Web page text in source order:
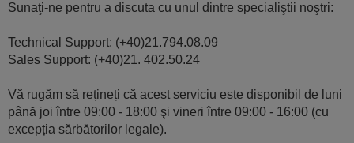
Sunaţi-ne pentru a discuta cu unul dintre specialiştii noştri:
Technical Support: (+40)21.794.08.09
Sales Support: (+40)21. 402.50.24
Vă rugăm să rețineți că acest serviciu este disponibil de luni
până joi între 09:00 - 18:00 şi vineri între 09:00 - 16:00 (cu
excepția sărbătorilor legale).